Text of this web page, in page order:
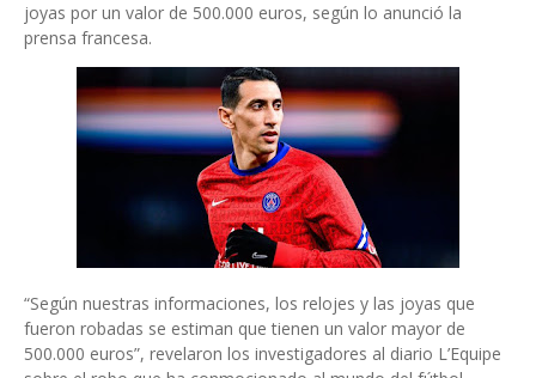
joyas por un valor de 500.000 euros, según lo anunció la
prensa francesa.
“Según nuestras informaciones, los relojes y las joyas que
fueron robadas se estiman que tienen un valor mayor de
500.000 euros”, revelaron los investigadores al diario L’Equipe